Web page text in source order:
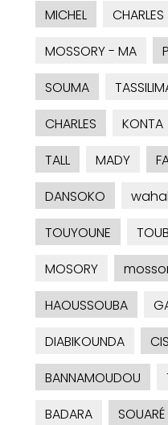
MICHEL
CHARLES
MOSSORY - MA
SOUMA
CHARLES
KONTA
TALL
MADY
DANSOKO
TOUYOUNE
MOSORY
HAOUSSOUBA
DIABIKOUNDA
BANNAMOUDOU
BADARA
SOUARÉ